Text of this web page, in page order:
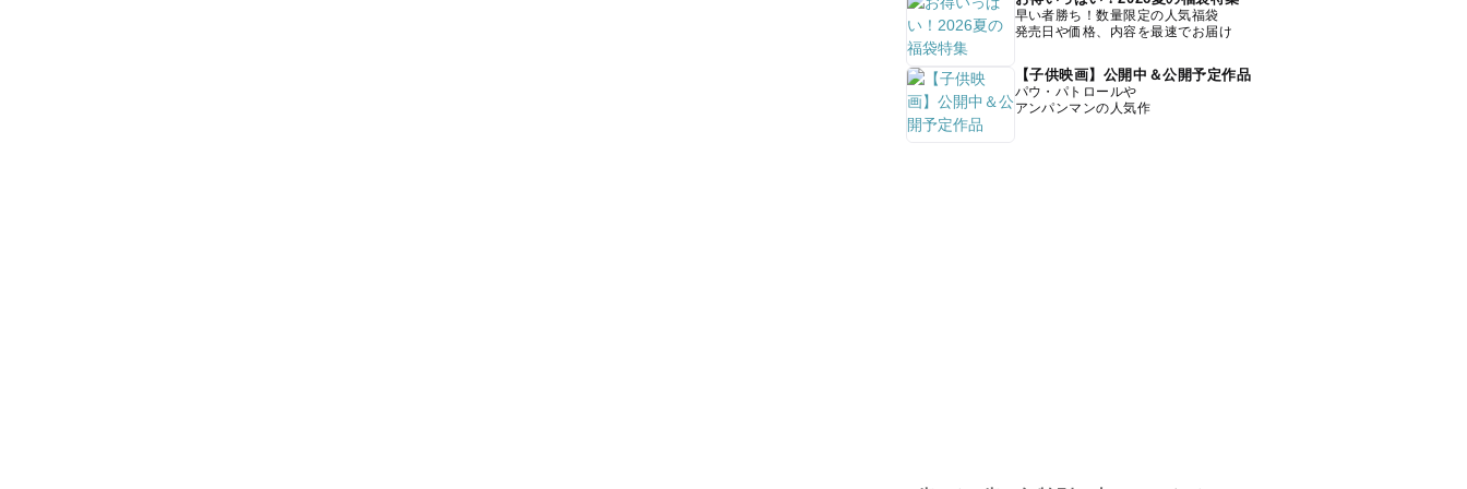
早い者勝ち！数量限定の人気福袋
発売日や価格、内容を最速でお届け
【子供映画】公開中＆公開予定作品
パウ・パトロールや
アンパンマンの人気作